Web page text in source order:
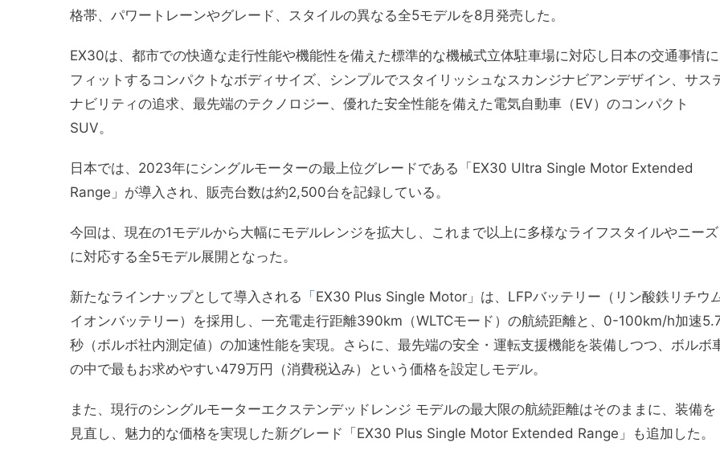
格帯、パワートレーンやグレード、スタイルの異なる全5モデルを8月発売した。
EX30は、都市での快適な走行性能や機能性を備えた標準的な機械式立体駐車場に対応し日本の交通事情に
フィットするコンパクトなボディサイズ、シンプルでスタイリッシュなスカンジナビアンデザイン、サス
ナビリティの追求、最先端のテクノロジー、優れた安全性能を備えた電気自動車（EV）のコンパクト
SUV。
日本では、2023年にシングルモーターの最上位グレードである「EX30 Ultra Single Motor Extended
Range」が導入され、販売台数は約2,500台を記録している。
今回は、現在の1モデルから大幅にモデルレンジを拡大し、これまで以上に多様なライフスタイルやニーズ
に対応する全5モデル展開となった。
新たなラインナップとして導入される 「 EX30 Plus Single Motor」は、LFPバッテリー（リン酸鉄リチウ
イオンバッテリー）を採用し、一充電走行距離390km（WLTCモード）の航続距離と、0-100km/h加速
秒（ボルボ社内測定値）の加速性能を実現。さらに、最先端の安全・運転支援機能を装備しつつ、ボルボ
の中で最もお求めやすい479万円（消費税込み）という価格を設定しモデル。
また、現行のシングルモーターエクステンデッドレンジ モデルの最大限の航続距離はそのままに、装備を
見直し、魅力的な価格を実現した新グレード「EX30 Plus Single Motor Extended Range」も追加した。